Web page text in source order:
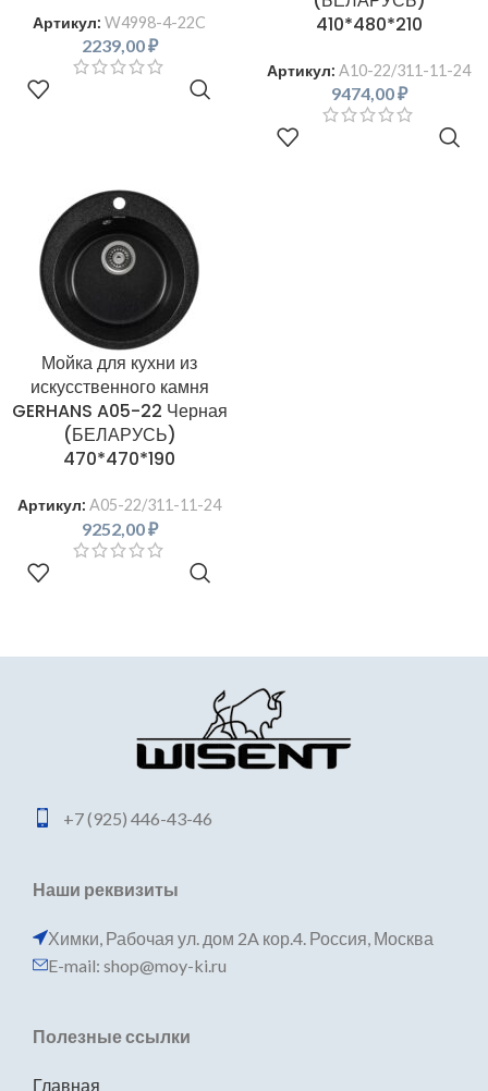
Артикул: W4998-4-22C
2239,00₽
410*480*210
Артикул: A10-22/311-11-24
9474,00₽
Мойка для кухни из
искусственного камня
GERHANS A05-22 Черная
(БЕЛАРУСЬ)
470*470*190
Артикул: A05-22/311-11-24
9252,00₽
+7 (925) 446-43-46
Наши реквизиты
Химки, Рабочая ул. дом 2A кор.4. Россия, Москва
E-mail: shop@moy-ki.ru
Полезные ссылки
Главная